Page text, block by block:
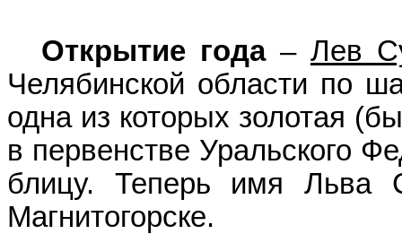
Открытие года– Лев
Челябинской области по
одна из которых золотая
в первенстве Уральского
блицу. Теперь имя Льва
Магнитогорске.